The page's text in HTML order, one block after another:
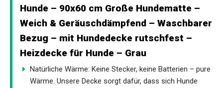
Hunde – 90x60 cm Große Hundematte –
Weich & Geräuschdämpfend – Waschbarer
Bezug – mit Hundedecke rutschfest –
Heizdecke für Hunde – Grau
Natürliche Wärme: Keine Stecker, keine Batterien – pure
Wärme. Unsere Decke sorgt dafür, dass sich Hunde